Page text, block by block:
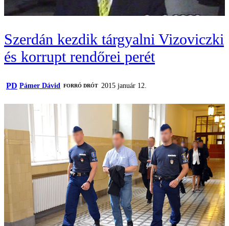
Szerdán kezdik tárgyalni Vizoviczki
és korrupt rendőrei perét
PD Pámer Dávid FORRÓ DRÓT 2015 január 12.